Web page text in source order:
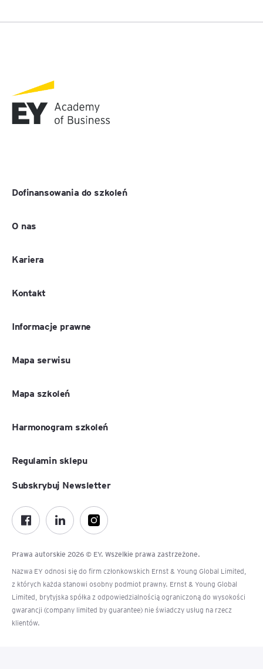
Dofinansowania do szkoleń
O nas
Kariera
Kontakt
Informacje prawne
Mapa serwisu
Mapa szkoleń
Harmonogram szkoleń
Regulamin sklepu
Prawa autorskie 2026 © EY. Wszelkie prawa zastrzeżone.
Nazwa EY odnosi się do firm członkowskich Ernst & Young Global Limited,
z których każda stanowi osobny podmiot prawny. Ernst & Young Global
Limited, brytyjska spółka z odpowiedzialnością ograniczoną do wysokości
gwarancji (company limited by guarantee) nie świadczy usług na rzecz
klientów.
Subskrybuj Newsletter